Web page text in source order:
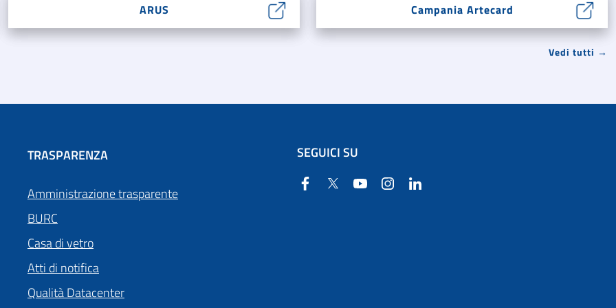
ARUS Campania Artecard
Vedi tutti →
TRASPARENZA
Amministrazione trasparente
BURC
Casa di vetro
Atti di notifica
Qualità Datacenter
SEGUICI SU
Facebook
Twitter YouTube Instagram